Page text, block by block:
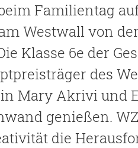
Familientag
Westwall von
Klasse 6e der
des
Mary Akrivi und
genießen.
die